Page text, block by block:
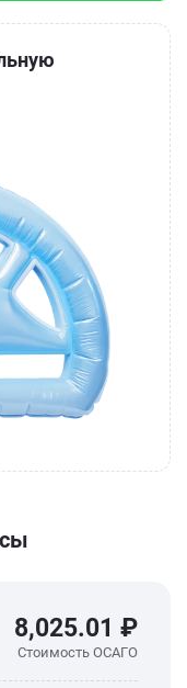
8,025.01 ₽
Стоимость ОСАГО